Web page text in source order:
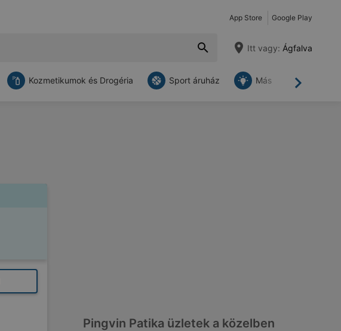
App Store Google Play
Itt vagy: Ágfalva
Tovább
Kozmetikumok és Drogéria Sport áruház Más
Pingvin Patika üzletek a közelben